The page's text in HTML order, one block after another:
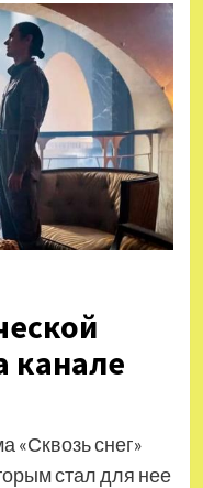
канале
«Сквозь снег»
стал для нее